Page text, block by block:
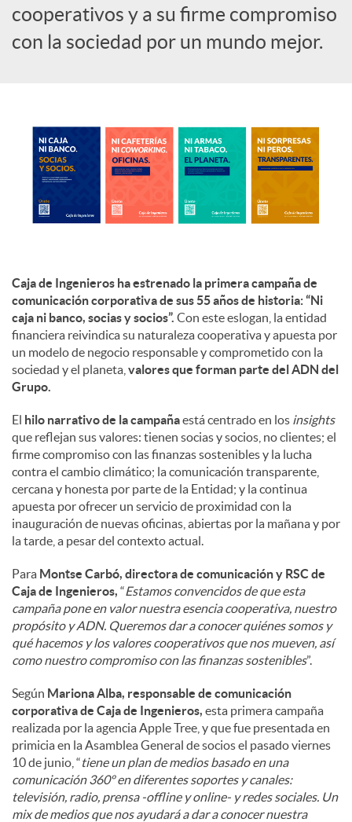
t
o
s
cooperativos y a su firme compromiso
con la sociedad por un mundo mejor.
Caja de Ingenieros ha estrenado la primera campaña de
comunicación corporativa de sus 55 años de historia: “Ni
caja ni banco, socias y socios”. Con este eslogan, la entidad
financiera reivindica su naturaleza cooperativa y apuesta por
un modelo de negocio responsable y comprometido con la
sociedad y el planeta, valores que forman parte del ADN del
Grupo.
El hilo narrativo de la campañaestá centrado en los insights
que reflejan sus valores: tienen socias y socios, no clientes; el
firme compromiso con las finanzas sostenibles y la lucha
contra el cambio climático; la comunicación transparente,
cercana y honesta por parte de la Entidad; y la continua
apuesta por ofrecer un servicio de proximidad con la
inauguración de nuevas oficinas, abiertas por la mañana y por
la tarde, a pesar del contexto actual.
Para Montse Carbó, directora de comunicación y RSC de
Caja de Ingenieros, “Estamos convencidos de que esta
campaña pone en valor nuestra esencia cooperativa, nuestro
propósito y ADN. Queremos dar a conocer quiénes somos y
qué hacemos y los valores cooperativos que nos mueven, así
como nuestro compromiso con las finanzas sostenibles”.
Según Mariona Alba, responsable de comunicación
corporativa de Caja de Ingenieros, esta primera campaña
realizada por la agencia Apple Tree, y que fue presentada en
primicia en la Asamblea General de socios el pasado viernes
10 de junio, “tiene un plan de medios basado en una
comunicación 360º en diferentes soportes y canales:
televisión, radio, prensa -offline y online- y redes sociales. Un
mix de medios que nos ayudará a dar a conocer nuestra